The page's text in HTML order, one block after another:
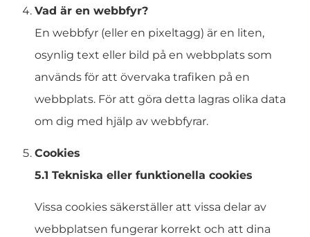
Vad är en webbfyr?
En webbfyr (eller en pixeltagg) är en liten,
osynlig text eller bild på en webbplats som
används för att övervaka trafiken på en
webbplats. För att göra detta lagras olika data
om dig med hjälp av webbfyrar.
Cookies
5.1 Tekniska eller funktionella cookies
Vissa cookies säkerställer att vissa delar av
webbplatsen fungerar korrekt och att dina